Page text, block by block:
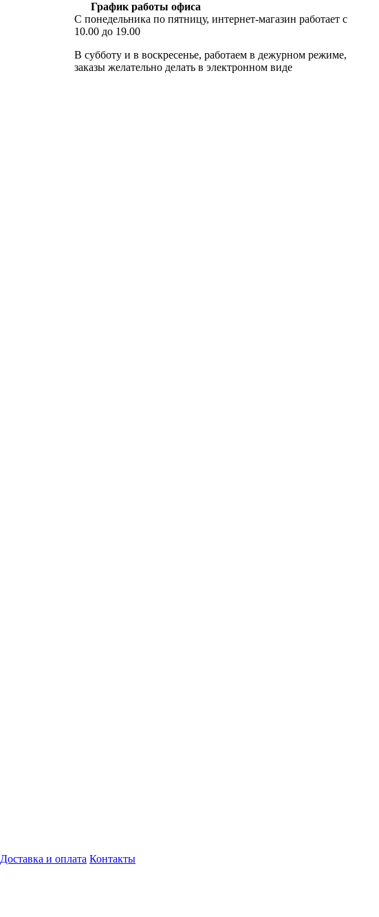
График работы офиса
С понедельника по пятницу, интернет-магазин работает с
10.00 до 19.00
В субботу и в воскресенье, работаем в дежурном режиме,
заказы желательно делать в электронном виде
Доставка и оплата Контакты